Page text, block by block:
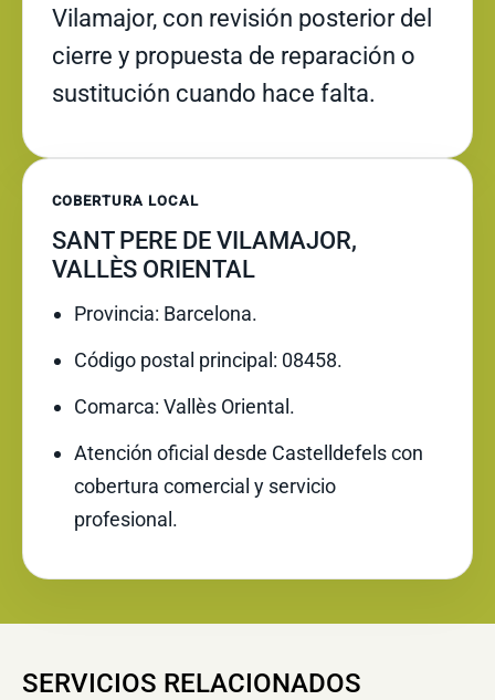
Vilamajor, con revisión posterior del
cierre y propuesta de reparación o
sustitución cuando hace falta.
COBERTURA LOCAL
SANT PERE DE VILAMAJOR,
VALLÈS ORIENTAL
Provincia: Barcelona.
Código postal principal: 08458.
Comarca: Vallès Oriental.
Atención oficial desde Castelldefels con
cobertura comercial y servicio
profesional.
SERVICIOS RELACIONADOS